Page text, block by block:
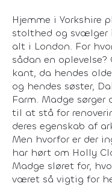
Hjemme i Yorkshire
stolthed og svælger
alt i London. For
sådan en
kant, da hendes
og hendes søster,
Farm. Madge
til at stå for
deres egenskab af
Men hvorfor er der
har hørt om Holly
Madge sløret for,
været så vigtig for